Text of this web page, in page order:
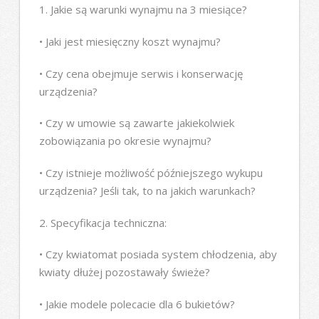
1. Jakie są warunki wynajmu na 3 miesiące?
• Jaki jest miesięczny koszt wynajmu?
• Czy cena obejmuje serwis i konserwację
urządzenia?
• Czy w umowie są zawarte jakiekolwiek
zobowiązania po okresie wynajmu?
• Czy istnieje możliwość późniejszego wykupu
urządzenia? Jeśli tak, to na jakich warunkach?
2. Specyfikacja techniczna:
• Czy kwiatomat posiada system chłodzenia, aby
kwiaty dłużej pozostawały świeże?
• Jakie modele polecacie dla 6 bukietów?